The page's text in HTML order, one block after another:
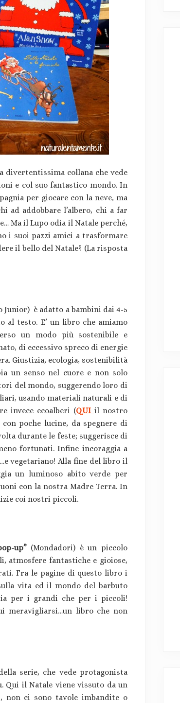
divertentissima collana che vede
e col suo fantastico mondo. In
per giocare con la neve, ma
ad addobbare l’albero, chi a far
Ma il Lupo odia il Natale perché,
i suoi pazzi amici a trasformare
il bello del Natale? (La risposta
Junior) è adatto a bambini dai 4-5
al testo. E’ un libro che amiamo
un modo più sostenibile e
di eccessivo spreco di energie
Giustizia, ecologia, sostenibilità
un senso nel cuore e non solo
del mondo, suggerendo loro di
usando materiali naturali e di
invece ecoalberi (QUI il nostro
poche lucine, da spegnere di
durante le feste; suggerisce di
fortunati. Infine incoraggia a
vegetariano! Alla fine del libro il
un luminoso abito verde per
con la nostra Madre Terra. In
coi nostri piccoli.
up”(Mondadori) è un piccolo
atmosfere fantastiche e gioiose,
Fra le pagine di questo libro i
vita ed il mondo del barbuto
per i grandi che per i piccoli!
meravigliarsi…un libro che non
serie, che vede protagonista
Qui il Natale viene vissuto da un
ci sono tavole imbandite o